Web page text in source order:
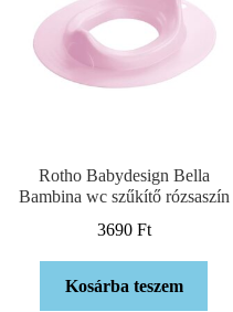
Rotho Babydesign Bella
Bambina wc szűkítő rózsaszín
3690 Ft
Kosárba teszem